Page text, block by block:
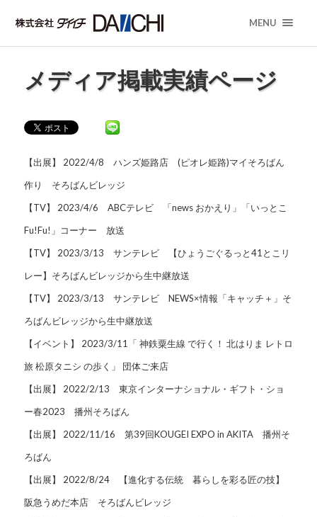
MENU
メディア掲載実績ページ
【出展】 2022/4/8 ハンズ姫路店 (ピオレ姫路)マイそろばん
作り そろばんビレッジ
【TV】 2023/4/6 ABCテレビ 「news おかえり」「いっとこ
Fu!Fu!」コーナー 放送
【TV】 2023/3/13 サンテレビ 【ひょうごぐるっと41とこリ
レー】そろばんビレッジから生中継放送
【TV】 2023/3/13 サンテレビ NEWS×情報「キャッチ＋」そ
ろばんビレッジから生中継放送
【イベント】 2023/3/11「 神鉄粟生線 で行く！ 北はりま レトロ
旅 松原タニシ の歩く」 団体ご来店
【出展】 2022/2/13 東京インターナショナル・ギフト・ショ
ー春2023 播州そろばん
【出展】 2022/11/16 第39回KOUGEI EXPO in AKITA 播州そ
ろばん
【出展】 2022/8/24 【進化する伝統 暮らしを彩る匠の技】
阪急うめだ本店 そろばんビレッジ